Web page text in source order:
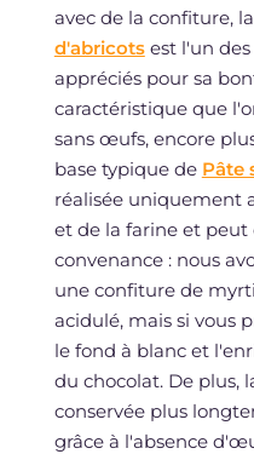
avec de la confiture, la
d'abricotsest l'un des
appréciés pour sa
caractéristique que
sans œufs, encore
base typique de Pâte
réalisée uniquement
et de la farine et
convenance : nous
une confiture de
acidulé, mais si vous
le fond à blanc et
du chocolat. De plus,
conservée plus
grâce à l'absence